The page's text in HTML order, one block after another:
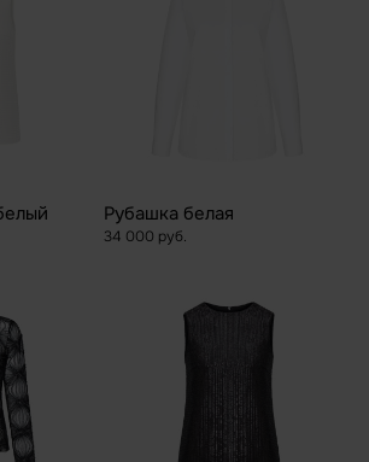
Рубашка белая
34 000 руб.